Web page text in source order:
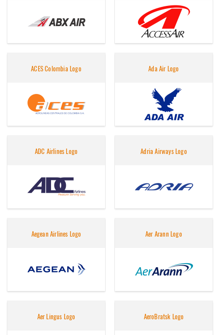
ACES Colombia Logo Ada Air Logo
ADC Airlines Logo Adria Airways Logo
Aegean Airlines Logo Aer Arann Logo
Aer Lingus Logo AeroBratsk Logo